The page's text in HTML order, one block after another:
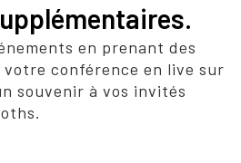
en prenant des
conférence en live sur
souvenir à vos invités